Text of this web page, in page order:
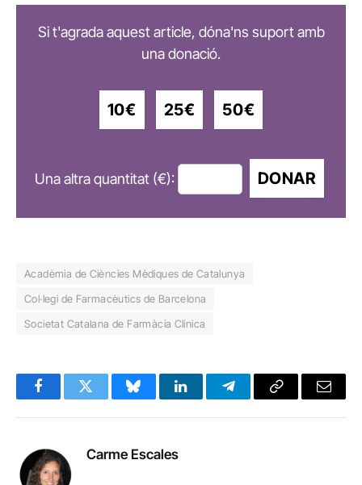
Si t'agrada aquest article, dóna'ns suport amb
una donació.
10€ 25€ 50€
Una altra quantitat (€): DONAR
Acadèmia de Ciències Mèdiques de Catalunya
Col·legi de Farmacèutics de Barcelona
Societat Catalana de Farmàcia Clínica
FacebookTwitter BlueskyLinkedInTelegramCopy
Email
Carme Escales